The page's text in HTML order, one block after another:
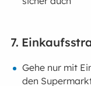
7.
Gehe nur mit
den